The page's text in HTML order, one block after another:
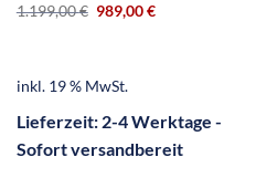
1.199,00€ 989,00€
inkl. 19 % MwSt.
Lieferzeit: 2-4 Werktage -
Sofort versandbereit